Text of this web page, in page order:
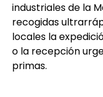
industriales de la
recogidas
locales la
o la recepción
primas.